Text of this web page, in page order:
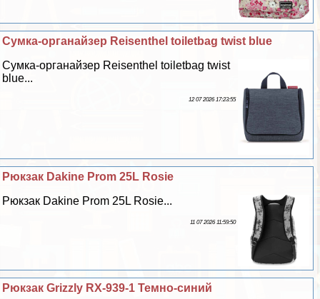
Сумка-органайзер Reisenthel toiletbag twist blue
Сумка-органайзер Reisenthel toiletbag twist
blue...
12 07 2026 17:23:55
Рюкзак Dakine Prom 25L Rosie
Рюкзак Dakine Prom 25L Rosie...
11 07 2026 11:59:50
Рюкзак Grizzly RX-939-1 Темно-синий